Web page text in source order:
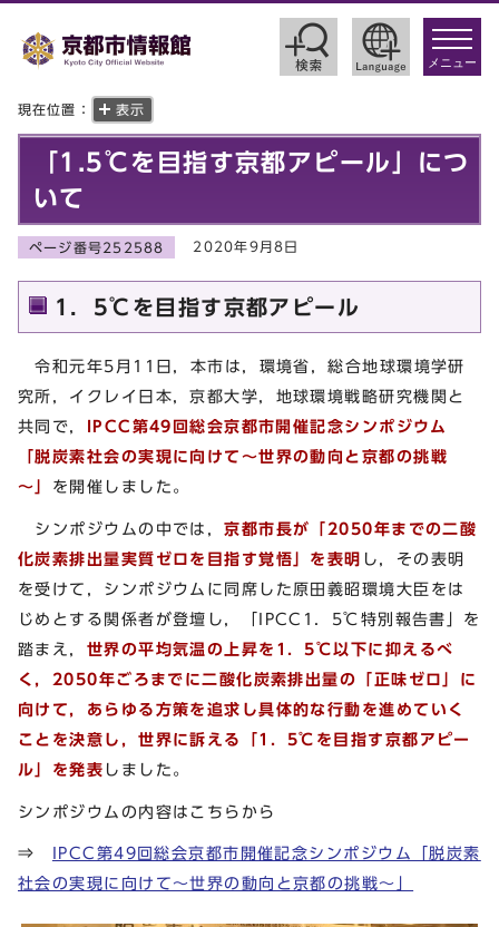
toggle
メニュー
現在位置： 表示
「1.5℃を目指す京都アピール」につ
いて
ページ番号252588 2020年9月8日
1．5℃を目指す京都アピール
令和元年5月11日，本市は，環境省，総合地球環境学研
究所，イクレイ日本，京都大学，地球環境戦略研究機関と
共同で，
IPCC第49回総会京都市開催記念シンポジウム
「脱炭素社会の実現に向けて～世界の動向と京都の挑戦
～」 を開催しました。
シンポジウムの中では，京都市長が「2050年までの二酸
化炭素排出量実質ゼロを目指す覚悟」を表明 し，その表明
を受けて，シンポジウムに同席した原田義昭環境大臣をは
じめとする関係者が登壇し，「IPCC1．5℃特別報告書」を
踏まえ， 世界の平均気温の上昇を1．5℃以下に抑えるべ
く，2050年ごろまでに二酸化炭素排出量の「正味ゼロ」に
向けて，あらゆる方策を追求し具体的な行動を進めていく
ことを決意し，世界に訴える「1．5℃を目指す京都アピー
ル」を発表 しました。
シンポジウムの内容はこちらから
⇒
IPCC第49回総会京都市開催記念シンポジウム「脱炭素
社会の実現に向けて～世界の動向と京都の挑戦～」